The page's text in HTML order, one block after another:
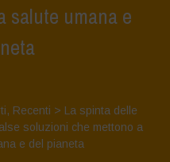
salute umana e
, Recenti > La spinta delle
soluzioni che mettono a
e del pianeta